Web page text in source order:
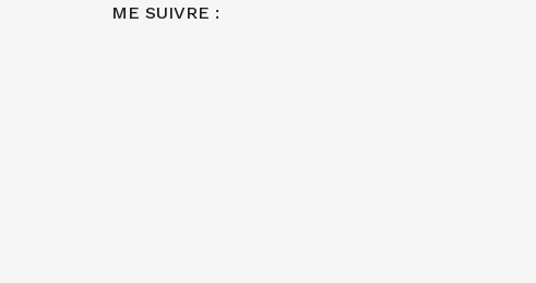
ME SUIVRE :